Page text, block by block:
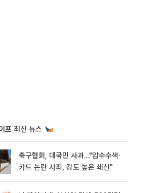
프 최신 뉴스
축구협회, 대국민 사과…"압수수색·
카드 논란 사죄, 강도 높은 쇄신"